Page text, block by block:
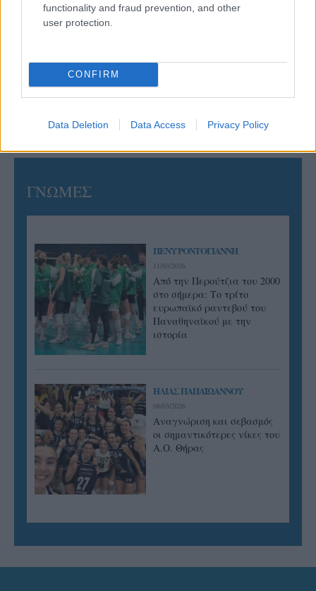
functionality and fraud prevention, and other
user protection.
CONFIRM
Data Deletion Data Access Privacy Policy
05/08/2026
Ισόπαλο το πρωτο φιλικό τεστ της Εθνικής στο
Προς στρατηγική συνεργασία ΠΑΣΑΠΠ και
ΓΝΩΜΕΣ
ΠΕΝΥ ΡΟΝΤΟΓΙΑΝΝΗ
11/03/2026
Από την Περούτζια του 2000
στο σήμερα: Tο τρίτο
ευρωπαϊκό ραντεβού του
Παναθηναϊκού με την
ιστορία
ΗΛΙΑΣ ΠΑΠΑΪΩΑΝΝΟΥ
08/03/2026
Αναγνώριση και σεβασμός
οι σημαντικότερες νίκες του
Α.Ο. Θήρας